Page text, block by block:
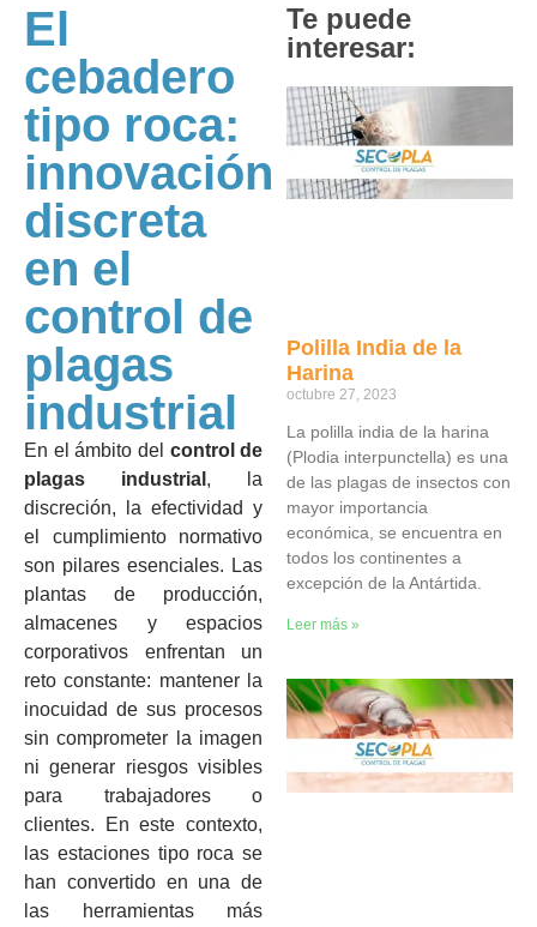
El
cebadero
tipo roca:
innovación
discreta
en el
control de
plagas
industrial
En el ámbito del control de
plagas industrial , la
discreción, la efectividad y
el cumplimiento normativo
son pilares esenciales. Las
plantas de producción,
almacenes y espacios
corporativos enfrentan un
reto constante: mantener la
inocuidad de sus procesos
sin comprometer la imagen
ni generar riesgos visibles
para trabajadores o
clientes. En este contexto,
las estaciones tipo roca se
han convertido en una de
las herramientas más
Te puede
interesar:
Polilla India de la
Harina
octubre 27, 2023
La polilla india de la harina
(Plodia interpunctella) es una
de las plagas de insectos con
mayor importancia
económica, se encuentra en
todos los continentes a
excepción de la Antártida.
Leer más »